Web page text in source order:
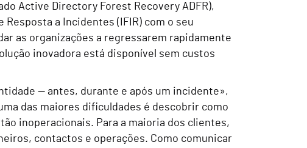
Active Directory Forest Recovery ADFR),
Resposta a Incidentes (IFIR) com o seu
as organizações a regressarem rapidamente
inovadora está disponível sem custos
— antes, durante e após um incidente»,
das maiores dificuldades é descobrir como
inoperacionais. Para a maioria dos clientes,
contactos e operações. Como comunicar